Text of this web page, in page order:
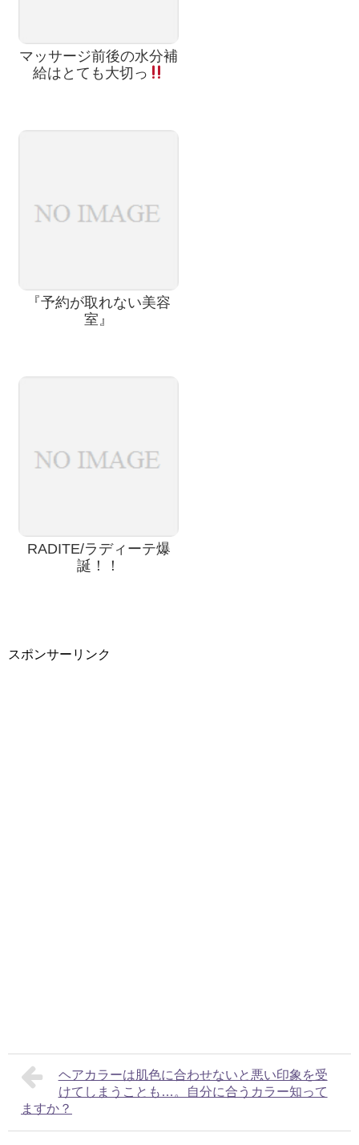
マッサージ前後の水分補
給はとても大切っ
『予約が取れない美容
室』
RADITE/ラディーテ爆
誕！！
スポンサーリンク
ヘアカラーは肌色に合わせないと悪い印象を受
けてしまうことも…。自分に合うカラー知って
ますか？